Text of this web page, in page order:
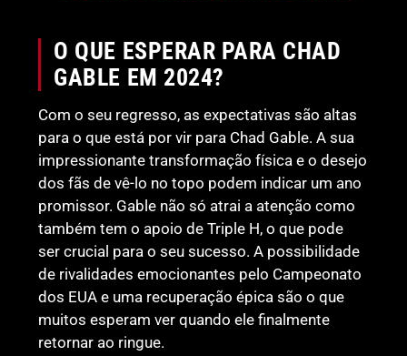
O QUE ESPERAR PARA CHAD
GABLE EM 2024?
Com o seu regresso, as expectativas são altas
para o que está por vir para Chad Gable. A sua
impressionante transformação física e o desejo
dos fãs de vê-lo no topo podem indicar um ano
promissor. Gable não só atrai a atenção como
também tem o apoio de Triple H, o que pode
ser crucial para o seu sucesso. A possibilidade
de rivalidades emocionantes pelo Campeonato
dos EUA e uma recuperação épica são o que
muitos esperam ver quando ele finalmente
retornar ao ringue.